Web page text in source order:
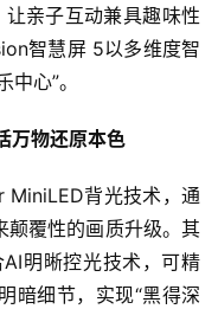
让亲子互动兼具趣味性
智慧屏 5以多维度智
心”。
万物还原本色
MiniLED背光技术，通
颠覆性的画质升级。其
明晰控光技术，可精
暗细节，实现“黑得深